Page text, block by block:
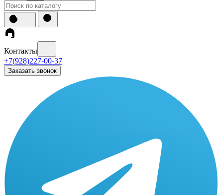
Контакты
+7(928)227-00-37
Заказать звонок